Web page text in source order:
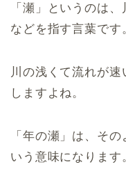
「瀬」というのは
などを指す言葉です
川の浅くて流れが
しますよね。
「年の瀬」は、そ
いう意味になります